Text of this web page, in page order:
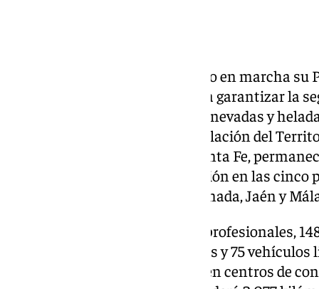
La Junta de Andalucía ha puesto en marcha
despliegue sin precedentes para garantizar la
autonómicas ante la llegada de nevadas y
la consejera de Fomento, Articulación del
el centro de conservación de Santa Fe,
primavera y centrará su actuación en las cinco
nevadas: Almería, Córdoba, Granada, Jaén y
El operativo suma más de 500 profesionales,
quitanieves, 18 retroexcavadoras y 75
distribuidas estratégicamente en centros de